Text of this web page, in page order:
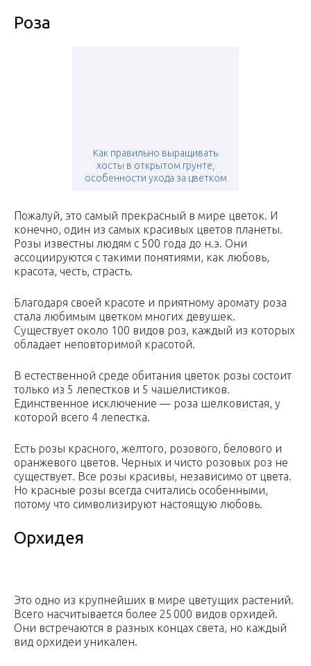
Роза
Как правильно выращивать
хосты в открытом грунте,
особенности ухода за цветком
Пожалуй, это самый прекрасный в мире цветок. И
конечно, один из самых красивых цветов планеты.
Розы известны людям с 500 года до н.э. Они
ассоциируются с такими понятиями, как любовь,
красота, честь, страсть.
Благодаря своей красоте и приятному аромату роза
стала любимым цветком многих девушек.
Существует около 100 видов роз, каждый из которых
обладает неповторимой красотой.
В естественной среде обитания цветок розы состоит
только из 5 лепестков и 5 чашелистиков.
Единственное исключение — роза шелковистая, у
которой всего 4 лепестка.
Есть розы красного, желтого, розового, белового и
оранжевого цветов. Черных и чисто розовых роз не
существует. Все розы красивы, независимо от цвета.
Но красные розы всегда считались особенными,
потому что символизируют настоящую любовь.
Орхидея
Это одно из крупнейших в мире цветущих растений.
Всего насчитывается более 25 000 видов орхидей.
Они встречаются в разных концах света, но каждый
вид орхидеи уникален.